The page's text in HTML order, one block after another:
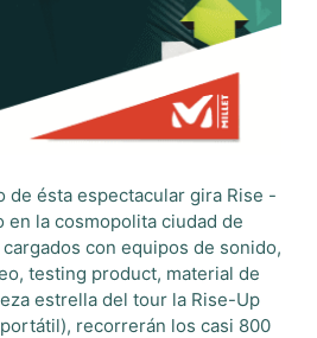
de ésta espectacular gira Rise -
en la cosmopolita ciudad de
con equipos de sonido,
testing product, material de
estrella del tour la Rise-Up
recorrerán los casi 800